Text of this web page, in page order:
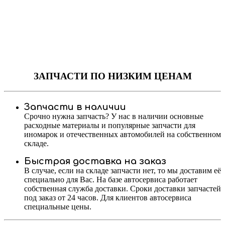
ЗАПЧАСТИПО НИЗКИМ ЦЕНАМ
Запчасти в наличии
Срочно нужна запчасть? У нас в наличии основные
расходные материалы и популярные запчасти для
иномарок и отечественных автомобилей на собственном
складе.
Быстрая доставка на заказ
В случае, если на складе запчасти нет, то мы доставим её
специально для Вас. На базе автосервиса работает
собственная служба доставки. Сроки доставки запчастей
под заказ от 24 часов. Для клиентов автосервиса
специальные цены.